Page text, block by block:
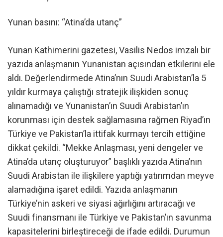
Yunan basını: “Atina’da utanç”
Yunan Kathimerini gazetesi, Vasilis Nedos imzalı bir
yazıda anlaşmanın Yunanistan açısından etkilerini ele
aldı. Değerlendirmede Atina’nın Suudi Arabistan’la 5
yıldır kurmaya çalıştığı stratejik ilişkiden sonuç
alınamadığı ve Yunanistan’ın Suudi Arabistan’ın
korunması için destek sağlamasına rağmen Riyad’ın
Türkiye ve Pakistan’la ittifak kurmayı tercih ettiğine
dikkat çekildi. “Mekke Anlaşması, yeni dengeler ve
Atina’da utanç oluşturuyor” başlıklı yazıda Atina’nın
Suudi Arabistan ile ilişkilere yaptığı yatırımdan meyve
alamadığına işaret edildi. Yazıda anlaşmanın
Türkiye’nin askeri ve siyasi ağırlığını artıracağı ve
Suudi finansmanı ile Türkiye ve Pakistan’ın savunma
kapasitelerini birleştireceği de ifade edildi. Durumun